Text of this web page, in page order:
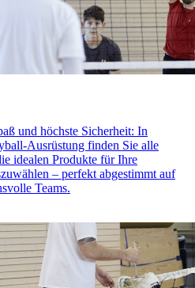
und höchste Sicherheit: In
Ausrüstung finden Sie alle
idealen Produkte für Ihre
– perfekt abgestimmt auf
Teams.